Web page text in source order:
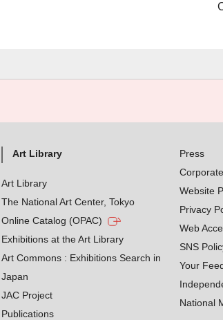
Art Library
Art Library
The National Art Center, Tokyo
Online Catalog (OPAC)
Exhibitions at the Art Library
Art Commons : Exhibitions Search in
Japan
JAC Project
Publications
Press
Website
Privacy
Web
SNS
Your
National